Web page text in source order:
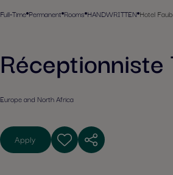
Full-Time Permanent Rooms HANDWRITTEN Hotel
Europe and North Africa
Apply